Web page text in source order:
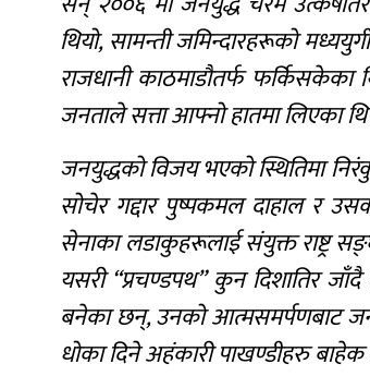
थियो, सामन्ती जमिन्दारहरूको
राजधानी काठमाडौतर्फ
जनताले सत्ता आफ्नो हातमा लिएका
जनयुद्धको विजय भएको स्थितिमा
सोचेर गद्दार पुष्पकमल दाहाल र
सेनाका लडाकुहरूलाई संयुक्त राष्ट्र
यसरी “प्रचण्डपथ” कुन दिशातिर
बनेका छन्, उनको आत्मसमर्पणबाट
धोका दिने अहंकारी पाखण्डीहरु